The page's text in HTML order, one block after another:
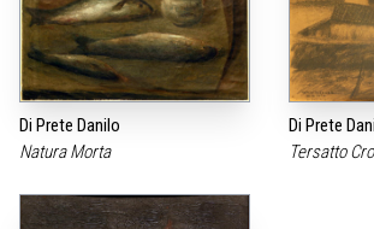
Di Prete Danilo
Natura Morta
Di Prete
Tersatto